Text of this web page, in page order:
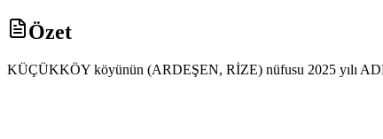
Özet
KÜÇÜKKÖY köyünün (ARDEŞEN, RİZE) nüfusu 2025 yılı